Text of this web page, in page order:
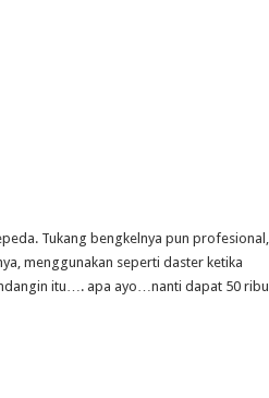
Tukang bengkelnya pun profesional,
menggunakan seperti daster ketika
itu…. apa ayo…nanti dapat 50 ribu